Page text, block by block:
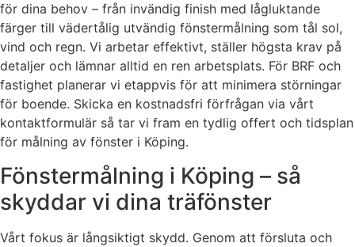
för dina behov – från invändig finish med lågluktande
färger till vädertålig utvändig fönstermålning som tål sol,
vind och regn. Vi arbetar effektivt, ställer högsta krav på
detaljer och lämnar alltid en ren arbetsplats. För BRF och
fastighet planerar vi etappvis för att minimera störningar
för boende. Skicka en kostnadsfri förfrågan via vårt
kontaktformulär så tar vi fram en tydlig offert och tidsplan
för målning av fönster i Köping.
Fönstermålning i Köping – så
skyddar vi dina träfönster
Vårt fokus är långsiktigt skydd. Genom att försluta och